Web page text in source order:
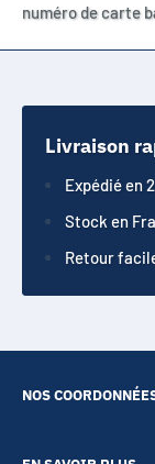
numéro de carte
Livraison
Expédié en
Stock en
Retour
NOS